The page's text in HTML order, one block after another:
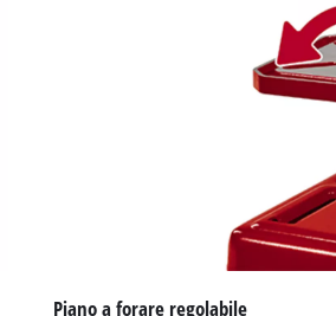
Piano a forare regolabile